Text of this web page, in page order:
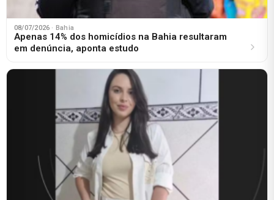
08/07/2026 · Bahia
Apenas 14% dos homicídios na Bahia resultaram
em denúncia, aponta estudo